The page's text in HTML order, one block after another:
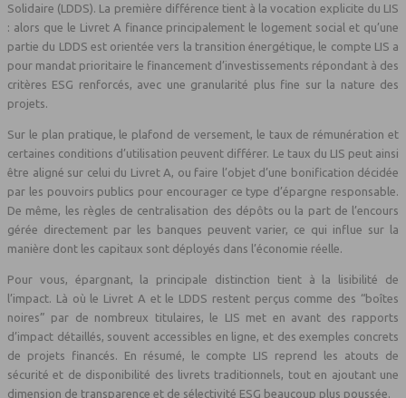
Solidaire (LDDS). La première différence tient à la vocation explicite du LIS
: alors que le Livret A finance principalement le logement social et qu’une
partie du LDDS est orientée vers la transition énergétique, le compte LIS a
pour mandat prioritaire le financement d’investissements répondant à des
critères ESG renforcés, avec une granularité plus fine sur la nature des
projets.
Sur le plan pratique, le plafond de versement, le taux de rémunération et
certaines conditions d’utilisation peuvent différer. Le taux du LIS peut ainsi
être aligné sur celui du Livret A, ou faire l’objet d’une bonification décidée
par les pouvoirs publics pour encourager ce type d’épargne responsable.
De même, les règles de centralisation des dépôts ou la part de l’encours
gérée directement par les banques peuvent varier, ce qui influe sur la
manière dont les capitaux sont déployés dans l’économie réelle.
Pour vous, épargnant, la principale distinction tient à la lisibilité de
l’impact. Là où le Livret A et le LDDS restent perçus comme des “boîtes
noires” par de nombreux titulaires, le LIS met en avant des rapports
d’impact détaillés, souvent accessibles en ligne, et des exemples concrets
de projets financés. En résumé, le compte LIS reprend les atouts de
sécurité et de disponibilité des livrets traditionnels, tout en ajoutant une
dimension de transparence et de sélectivité ESG beaucoup plus poussée.